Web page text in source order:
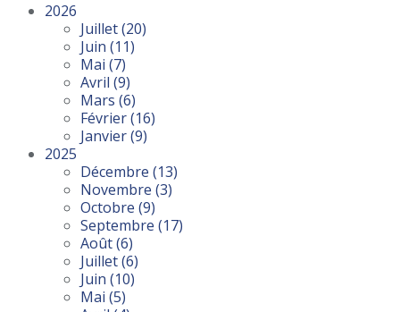
2026
Juillet(20)
Juin (11)
Mai (7)
Avril (9)
Mars (6)
Février(16)
Janvier(9)
2025
Décembre (13)
Novembre (3)
Octobre (9)
Septembre (17)
Août(6)
Juillet(6)
Juin (10)
Mai (5)